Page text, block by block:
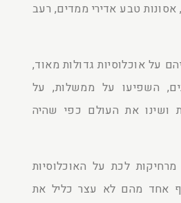
טבע אדירי ממדים, רעב
על אוכלוסיות גדולות מאוד,
השפיעו על ממשלות, על
ושינו את העולם כפי שהיה
מרחיקות לכת על האוכלוסיות
אחד מהם לא עצר כליל את